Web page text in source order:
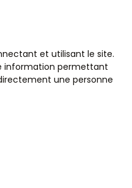
et utilisant le site.
information permettant
une personne